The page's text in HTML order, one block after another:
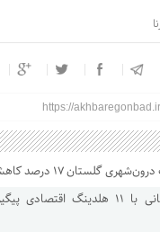
https://
گلستان ۱۷ درصد کاهش یافت
استاندار: بابک زنجانی با ۱۱